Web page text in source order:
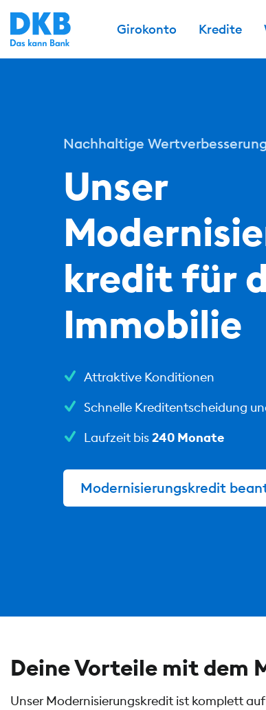
Girokonto Kredite
Nachhaltige Wertverbesserung
Unser
kredit für
Immobilie
Attraktive Konditionen
Schnelle Kreditentscheidung
Laufzeit bis240 Monate
Modernisierungskredit
Deine Vorteile mit dem
Unser Modernisierungskredit ist komplett